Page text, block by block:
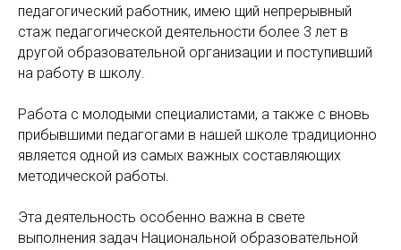
педагогический работник, имею щий непрерывный
стаж педагогической деятельности более 3 лет в
другой образовательной организации и поступивший
на работу в школу.
Работа с молодыми специалистами, а также с вновь
прибывшими педагогами в нашей школе традиционно
является одной из самых важных составляющих
методической работы.
Эта деятельность особенно важна в свете
выполнения задач Национальной образовательной